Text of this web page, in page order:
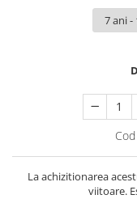
La achizitionarea
viitoare.